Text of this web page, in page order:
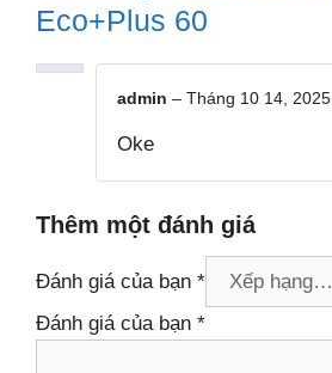
Eco+Plus 60
admin – Tháng 10 14, 2025
Oke
Thêm một đánh giá
Đánh giá của bạn *
Đánh giá của bạn *